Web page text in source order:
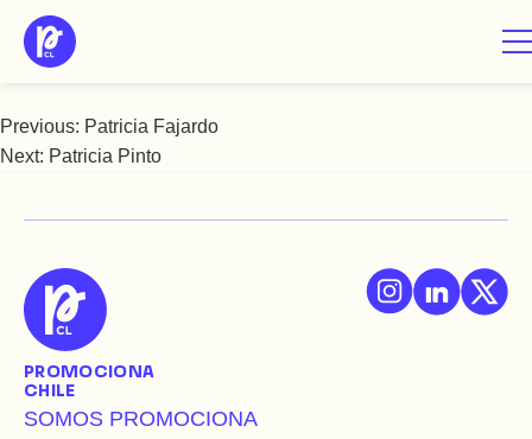
Saltar
Patricia Melchor
Navegación
entradas
Previous: Patricia Fajardo
Next: Patricia Pinto
PROMOCIONA
CHILE
SOMOS PROMOCIONA